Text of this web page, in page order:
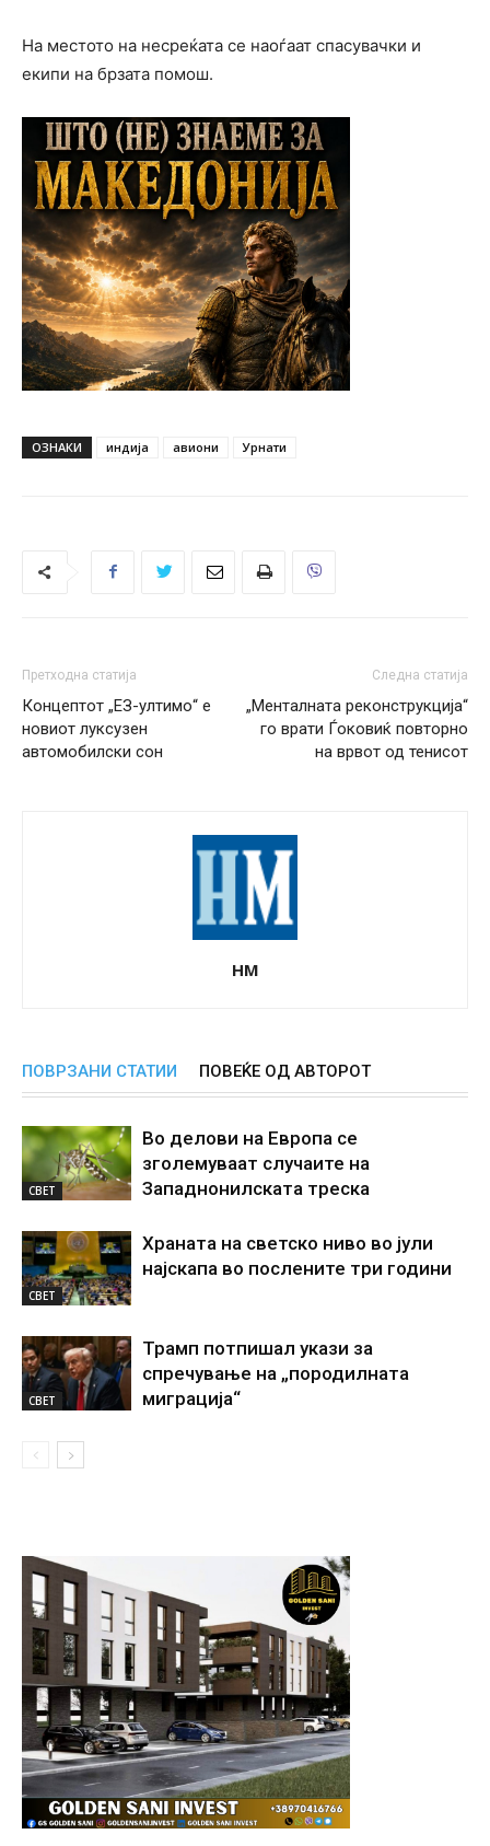
На местото на несреќата се наоѓаат спасувачки и
екипи на брзата помош.
ОЗНАКИ индија авиони Урнати
Претходна статија
Концептот „ЕЗ-ултимо“ е
новиот луксузен
автомобилски сон
Следна статија
„Менталната реконструкција“
го врати Ѓоковиќ повторно
на врвот од тенисот
НМ
ПОВРЗАНИ СТАТИИ ПОВЕЌЕ ОД АВТОРОТ
СВЕТ
Во делови на Европа се
зголемуваат случаите на
Западнонилската треска
СВЕТ
Храната на светско ниво во јули
најскапа во послените три години
СВЕТ
Трамп потпишал укази за
спречување на „породилната
миграција“